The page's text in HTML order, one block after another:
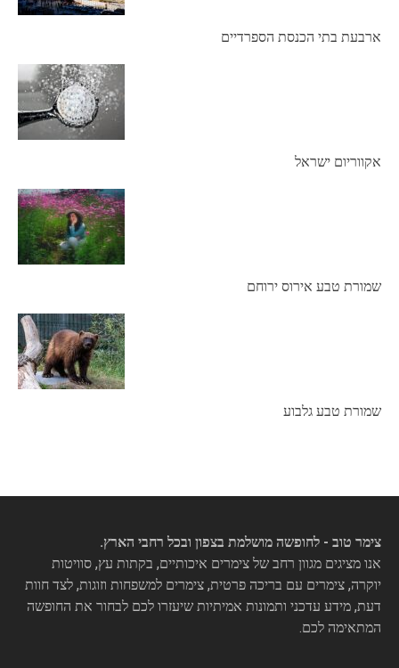
ארבעת בתי הכנסת הספרדיים
אקווריום ישראל
שמורת טבע אירוס ירוחם
שמורת טבע גלבוע
צימר טוב - לחופשה מושלמת בצפון ובכל רחבי הארץ.
אנו מציגים מגוון רחב של צימרים איכותיים, בקתות עץ, סוויטות
יוקרה, צימרים עם בריכה פרטית, צימרים למשפחות וזוגות, לצד חוות
דעת, מידע עדכני ותמונות אמיתיות שיעזרו לכם לבחור את החופשה
המתאימה לכם.